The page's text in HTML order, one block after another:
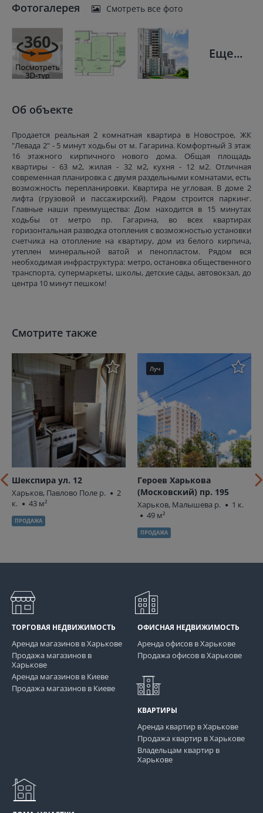
Фотогалерея Смотреть все фото
Еще...
Об объекте
Продается реальная 2 комнатная квартира в Новострое, ЖК
"Левада 2" - 5 минут ходьбы от м. Гагарина. Комфортный 3 этаж
16 этажного кирпичного нового дома. Общая площадь
квартиры - 63 м2, жилая - 32 м2, кухня - 12 м2. Отличная
современная планировка с двумя раздельными комнатами, есть
возможность перепланировки. Квартира не угловая. В доме 2
лифта (грузовой и пассажирский). Рядом строится паркинг.
Главные наши преимущества: Дом находится в 15 минутах
ходьбы от метро пр. Гагарина, во всех квартирах
горизонтальная разводка отопления с возможностью установки
счетчика на отопление на квартиру, дом из белого кирпича,
утеплен минеральной ватой и пенопластом. Рядом вся
необходимая инфраструктура: метро, остановка общественного
транспорта, супермаркеты, школы, детские сады, автовокзал, до
центра 10 минут пешком!
Смотрите также
Шекспира ул. 12
Харьков, Павлово Поле р.
2
к.
43 м²
ПРОДАЖА
Луч
Героев Харькова
(Московский) пр. 195
Харьков, Малышева р.
1 к.
49 м²
ПРОДАЖА
ТОРГОВАЯ НЕДВИЖИМОСТЬ
Аренда магазинов в Харькове
Продажа магазинов в
Харькове
Аренда магазинов в Киеве
Продажа магазинов в Киеве
ОФИСНАЯ НЕДВИЖИМОСТЬ
Аренда офисов в Харькове
Продажа офисов в Харькове
КВАРТИРЫ
Аренда квартир в Харькове
Продажа квартир в Харькове
Владельцам квартир в
Харькове